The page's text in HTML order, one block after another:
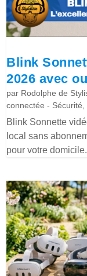
Blink
2026 avec
par Rodolphe de
connectée - Sécurité
Blink Sonnette
local sans
pour votre domicile.